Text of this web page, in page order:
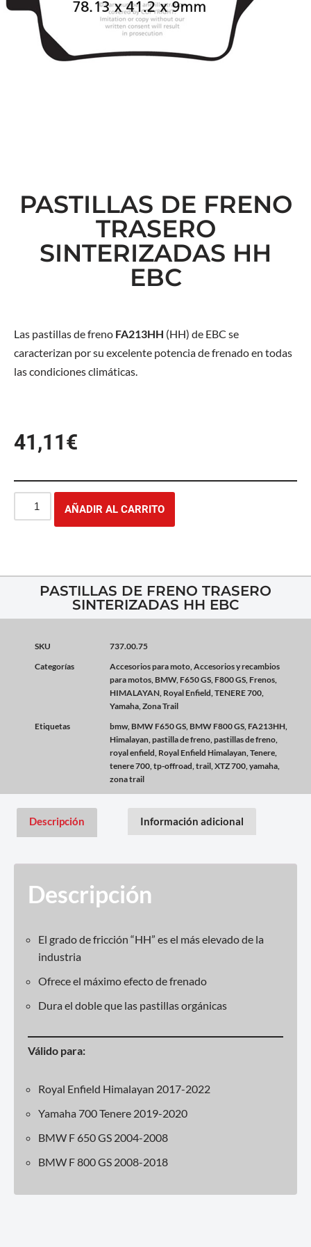
PASTILLAS DE FRENO
TRASERO
SINTERIZADAS HH
EBC
Las pastillas de freno FA213HH (HH) de EBC se
caracterizan por su excelente potencia de frenado en todas
las condiciones climáticas.
41,11€
AÑADIR AL CARRITO
PASTILLAS DE FRENO TRASERO
SINTERIZADAS HH EBC
SKU
737.00.75
Categorías
Accesorios para moto,Accesorios y recambios
para motos, BMW, F650 GS, F800 GS, Frenos,
HIMALAYAN, Royal Enfield,TENERE 700,
Yamaha,Zona Trail
Etiquetas
bmw, BMW F650 GS, BMW F800 GS, FA213HH,
Himalayan,pastilla de freno,pastillas de freno,
royal enfield, Royal Enfield Himalayan,Tenere,
tenere 700,tp-offroad,trail,XTZ 700,yamaha,
zona trail
Descripción Información adicional
Descripción
El grado de fricción “HH” es el más elevado de la
industria
Ofrece el máximo efecto de frenado
Dura el doble que las pastillas orgánicas
Válido para:
Royal Enfield Himalayan 2017-2022
Yamaha 700 Tenere 2019-2020
BMW F 650 GS 2004-2008
BMW F 800 GS 2008-2018